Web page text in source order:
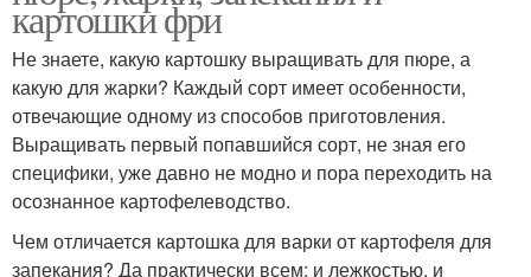
картошки фри
Не знаете, какую картошку выращивать для пюре, а
какую для жарки? Каждый сорт имеет особенности,
отвечающие одному из способов приготовления.
Выращивать первый попавшийся сорт, не зная его
специфики, уже давно не модно и пора переходить на
осознанное картофелеводство.
Чем отличается картошка для варки от картофеля для
запекания? Да практически всем: и лежкостью, и